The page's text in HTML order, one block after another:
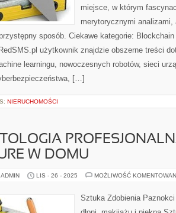
miejsce, w którym
merytorycznymi
sposób. Ciekawe kategorie:
użytkownik znajdzie obszerne treści
learningu, nowoczesnych robotów, sieci
[…]
NIERUCHOMOŚCI
W DOMU
LIS - 26 - 2025 MOŻLIWOŚĆ
Sztuka Zdobienia